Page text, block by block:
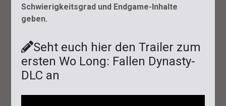
Schwierigkeitsgrad und Endgame-Inhalte
geben.
Seht euch hier den Trailer zum
ersten Wo Long: Fallen Dynasty-
DLC an